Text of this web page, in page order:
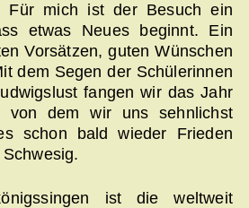
Für mich ist der Besuch ein
etwas Neues beginnt. Ein
Vorsätzen, guten Wünschen
dem Segen der Schülerinnen
fangen wir das Jahr
dem wir uns sehnlichst
schon bald wieder Frieden
ist die weltweit